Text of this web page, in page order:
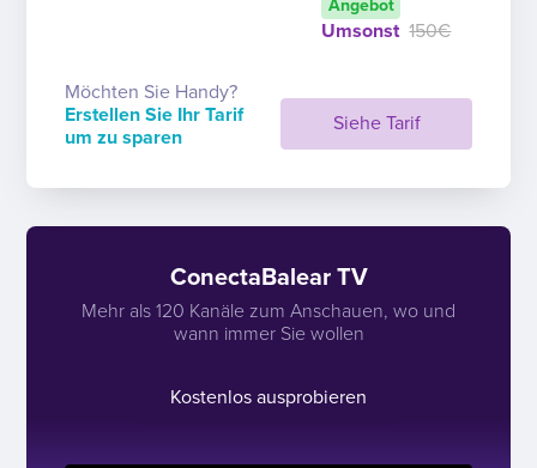
Siehe Tarif
Angebot
Umsonst 150€
Möchten Sie Handy?
Erstellen Sie Ihr Tarif
um zu sparen
ConectaBalear TV
Mehr als 120 Kanäle zum Anschauen, wo und
wann immer Sie wollen
Kostenlos ausprobieren